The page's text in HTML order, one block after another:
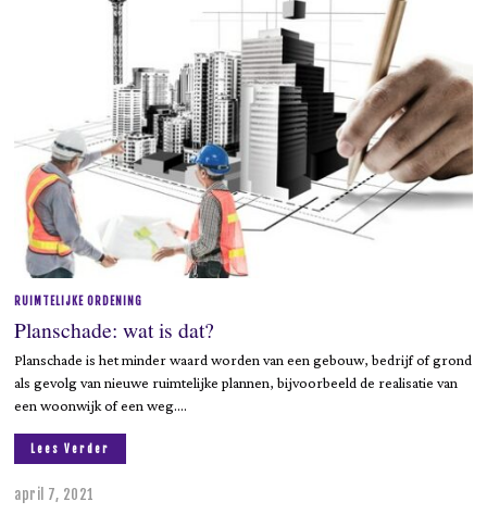
RUIMTELIJKE ORDENING
Planschade: wat is dat?
Planschade is het minder waard worden van een gebouw, bedrijf of grond
als gevolg van nieuwe ruimtelijke plannen, bijvoorbeeld de realisatie van
een woonwijk of een weg.…
Lees Verder
april 7, 2021